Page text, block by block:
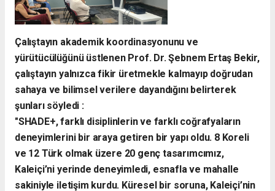
​Çalıştayın akademik koordinasyonunu ve
yürütücülüğünü üstlenen Prof. Dr. Şebnem Ertaş Bekir,
çalıştayın yalnızca fikir üretmekle kalmayıp doğrudan
sahaya ve bilimsel verilere dayandığını belirterek
şunları söyledi :
​"SHADE+, farklı disiplinlerin ve farklı coğrafyaların
deneyimlerini bir araya getiren bir yapı oldu. 8 Koreli
ve 12 Türk olmak üzere 20 genç tasarımcımız,
Kaleiçi’ni yerinde deneyimledi, esnafla ve mahalle
sakiniyle iletişim kurdu. Küresel bir soruna, Kaleiçi’nin